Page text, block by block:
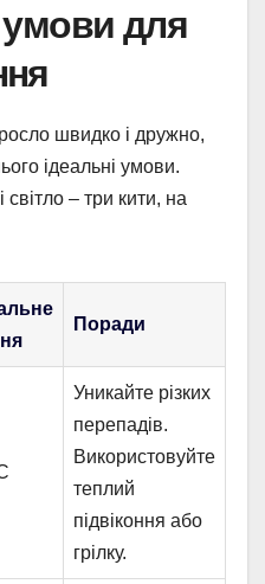
для
швидко і дружно,
ідеальні умови.
світло – три кити, на
Поради
Уникайте різких
перепадів.
Використовуйте
теплий
підвіконня або
грілку.